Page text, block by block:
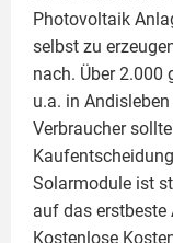
Photovoltaik
selbst zu
nach. Über 2.000
u.a. in
Verbraucher
Solarmodule ist
auf das erstbeste
Kostenlose